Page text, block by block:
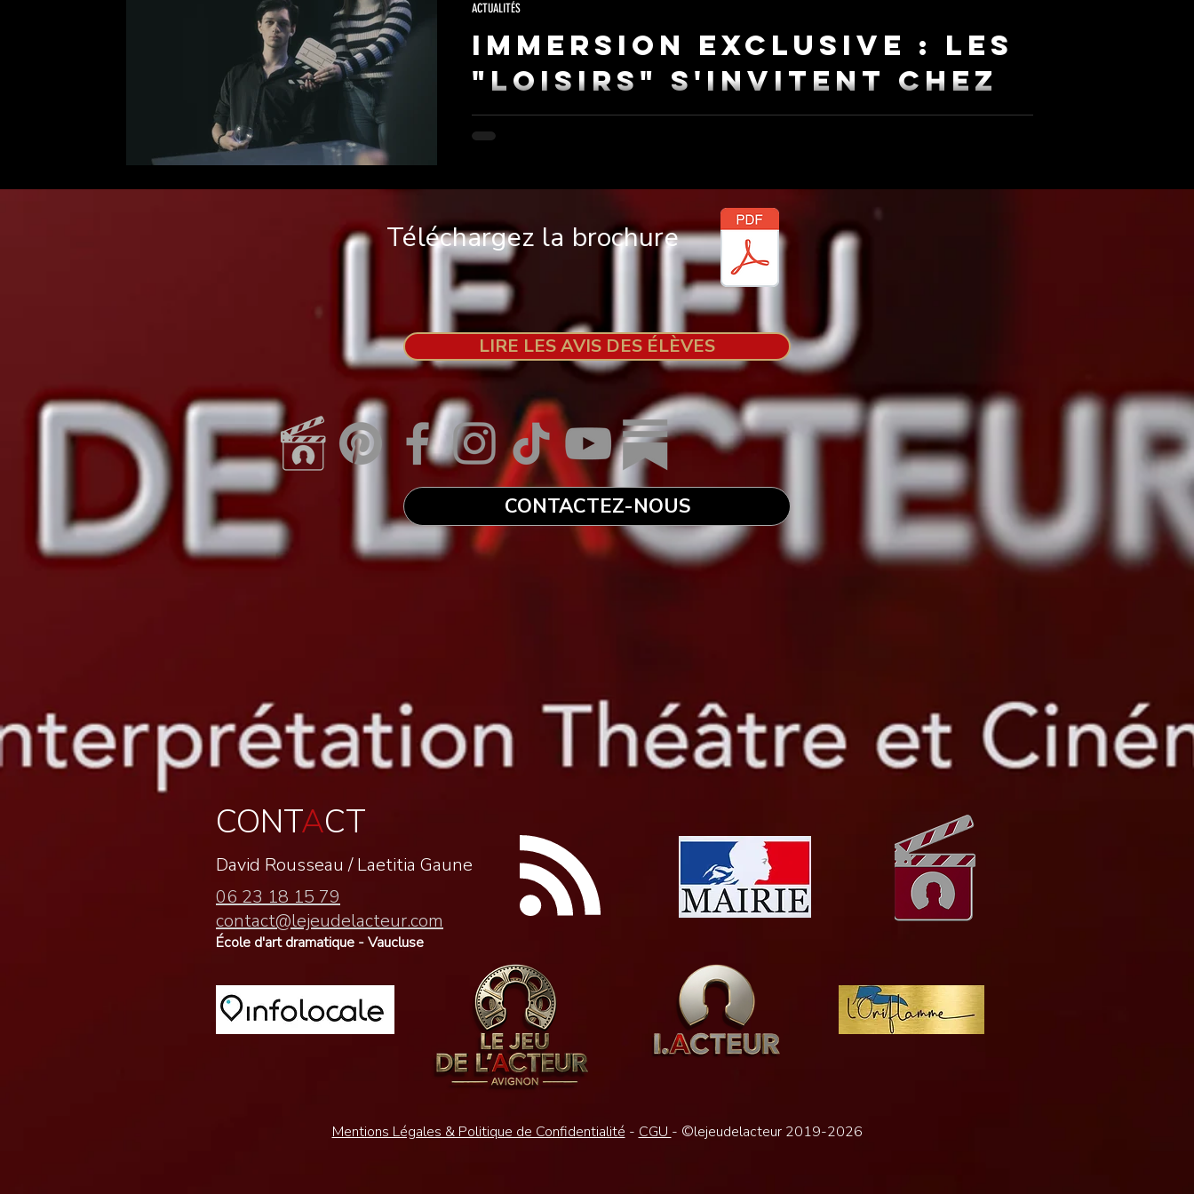
Immersion Exclusive : Les
"Loisirs" s'invitent chez
les "Pros" en Janvier
durant tout le mois de janvier.
ACTUALITÉS
Téléchargez la brochure
LIRE LES AVIS DES ÉLÈVES
CONTACTEZ-NOUS
CONTACT
David Rousseau /Laetitia Gaune
06 23 18 15 79
contact@lejeudelacteur.com
École d'art dramatique - Vaucluse
Mentions Légales & Politique de Confidentialité - CGU - ©lejeudelacteur 2019-2026